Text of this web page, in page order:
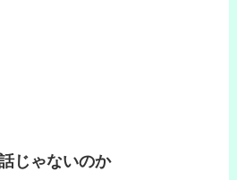
じゃないのか